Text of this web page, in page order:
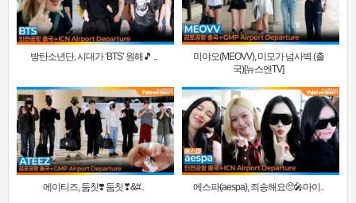
방탄소년단, 시대가 ‘BTS’ 원해🎵 ..
미야오(MEOVV), 미모가 넘사벽 (출
국)[뉴스엔TV]
에이티즈, 둠칫❣️ 둠칫❣&#.. 에스파(aespa), 죄송해요🥺🎤마이..